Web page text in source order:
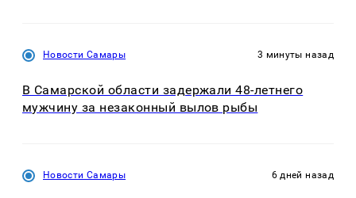
Новости Самары 3 минуты назад
В Самарской области задержали 48-летнего
мужчину за незаконный вылов рыбы
Новости Самары 6 дней назад